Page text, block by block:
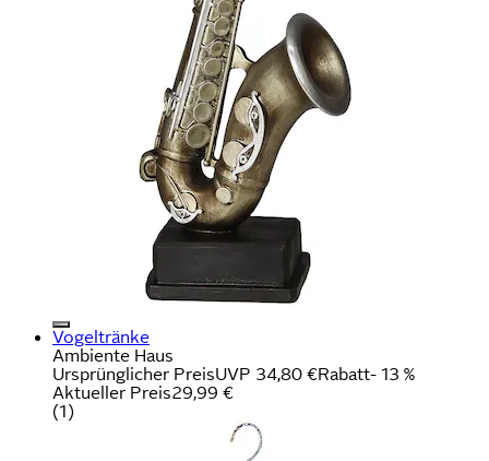
Vogeltränke
Ambiente Haus
Ursprünglicher PreisUVP 34,80 €Rabatt- 13 %
Aktueller Preis29,99 €
(1)